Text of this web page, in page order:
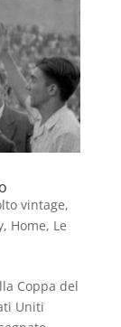
vintage,
, Home, Le
Coppa del
Uniti